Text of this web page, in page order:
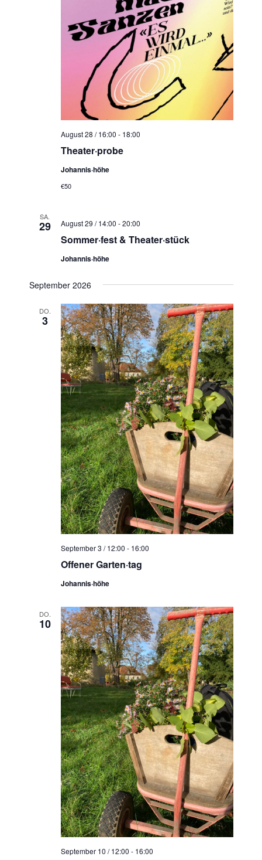
Theater·probe
August 28 / 16:00 - 18:00
Johannis·höhe
€50
SA.
29
Sommer·fest & Theater·stück
August 29 / 14:00 -20:00
Johannis·höhe
September 2026
DO.
3
Offener Garten·tag
September 3 / 12:00 - 16:00
Johannis·höhe
DO.
10
September 10 / 12:00 - 16:00